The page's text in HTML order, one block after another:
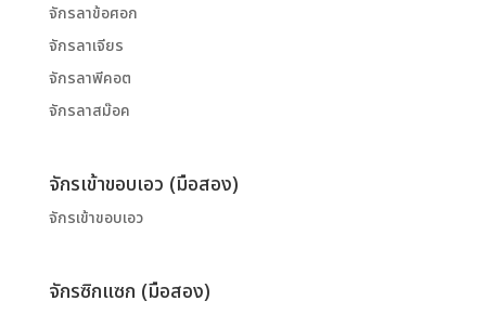
จักรลาข้อศอก
จักรลาเจียร
จักรลาพีคอต
จักรลาสม๊อค
จักรเข้าขอบเอว (มือสอง)
จักรเข้าขอบเอว
จักรซิกแซก (มือสอง)